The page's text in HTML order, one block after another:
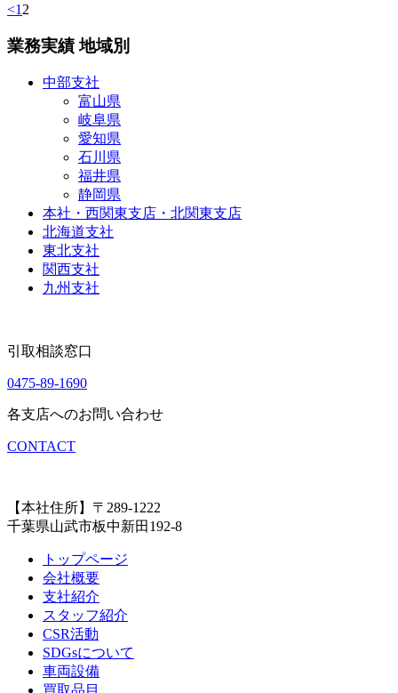
<1 2
業務実績 地域別
中部支社
富山県
岐阜県
愛知県
石川県
福井県
静岡県
本社・西関東支店・北関東支店
北海道支社
東北支社
関西支社
九州支社
引取相談窓口
0475-89-1690
各支店へのお問い合わせ
CONTACT
【本社住所】〒289-1222
千葉県山武市板中新田192-8
トップページ
会社概要
支社紹介
スタッフ紹介
CSR活動
SDGsについて
車両設備